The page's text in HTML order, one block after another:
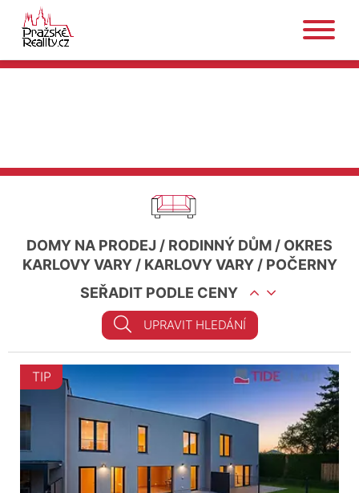
DOMY NA PRODEJ / RODINNÝ DŮM / OKRES
KARLOVY VARY/ KARLOVY VARY/ POČERNY
SEŘADIT PODLE CENY
UPRAVIT HLEDÁNÍ
TIP